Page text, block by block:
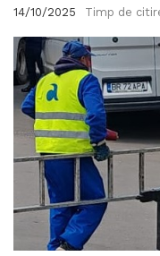
14/10/2025 Timp de